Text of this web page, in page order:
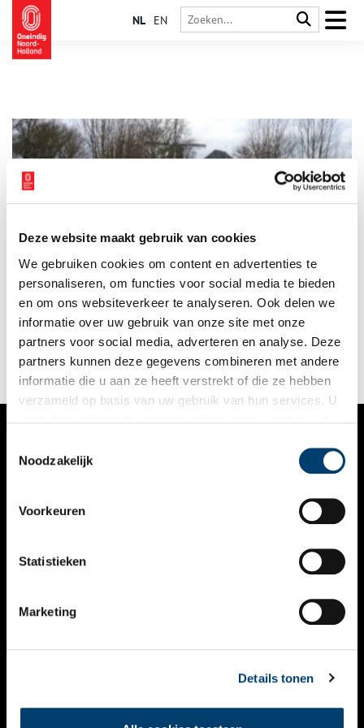
Deze website maakt gebruik van cookies
We gebruiken cookies om content en advertenties te
personaliseren, om functies voor social media te bieden
en om ons websiteverkeer te analyseren. Ook delen we
informatie over uw gebruik van onze site met onze
partners voor social media, adverteren en analyse. Deze
partners kunnen deze gegevens combineren met andere
informatie die u aan ze heeft verstrekt of die ze hebben
verzameld op basis van uw gebruik van hun services. U
Noodzakelijk
Voorkeuren
Statistieken
Marketing
Details tonen
NL EN
Welke plaats vind jij het meest kenmerkend voor Noord-
Holland? ‘Ik woon aan de Munnikenweg. Dat mag je wel een
bijzondere plek noemen.’ Guus Breebaart-Beuse heeft gelijk.
Want wie woont er aan een weg die eeuwen geleden door
Floris V is aangelegd en waar de graaf dwangburchten liet
bouwen?
VERHALEN
KALENDER
THEMA’S
VIDEO’S
CONTACT